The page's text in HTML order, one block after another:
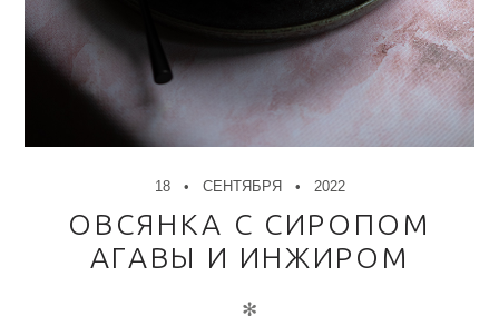
18 СЕНТЯБРЯ 2022
ОВСЯНКА С СИРОПОМ
АГАВЫ И ИНЖИРОМ
✻